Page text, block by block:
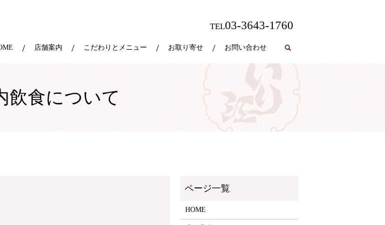
店舗案内 こだわりとメニュー お取り寄せ お問い合わせ search
TEL03-3643-1760
飲食について
HOME